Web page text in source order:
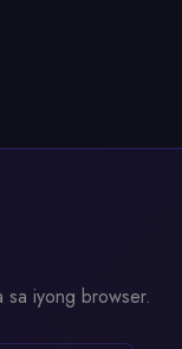
iyong browser.